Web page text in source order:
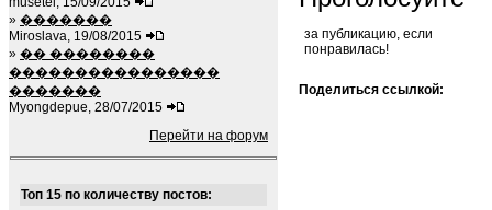
» �������
Miroslava, 19/08/2015
» �� ��������
����������������
�������
Myongdepue, 28/07/2015
Перейти на форум
Топ 15 по количеству постов:
за публикацию, если
понравилась!
Поделиться ссылкой: